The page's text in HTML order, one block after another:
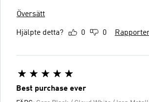
Översätt
Hjälpte detta? 0 0
Best purchase ever